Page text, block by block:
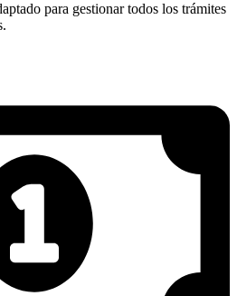
para gestionar todos los trámites